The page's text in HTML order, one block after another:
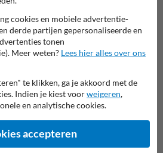
Beachflags
Dick Bruna producten
cookies en mobiele advertentie-
derde partijen gepersonaliseerde en
tonen
Meer weten? Lees hier alles over ons
te klikken, ga je akkoord met de
Indien je kiest voorweigeren,
en analytische cookies.
accepteren